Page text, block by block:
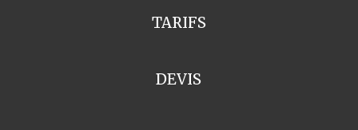
TARIFS
DEVIS